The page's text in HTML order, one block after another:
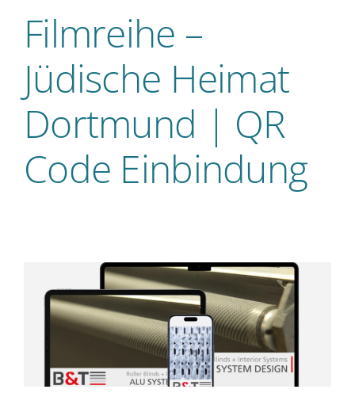
Filmreihe –
Jüdische Heimat
Dortmund | QR
Code Einbindung